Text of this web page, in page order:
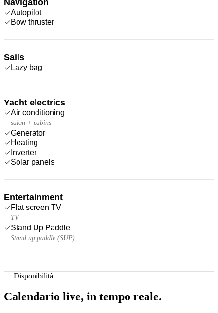
Navigation
Autopilot
Bow thruster
Sails
Lazy bag
Yacht electrics
Air conditioning
salon + cabins
Generator
Heating
Inverter
Solar panels
Entertainment
Flat screen TV
TV
Stand Up Paddle
Stand up paddle (SUP)
— Disponibilità
Calendario live, in tempo reale.